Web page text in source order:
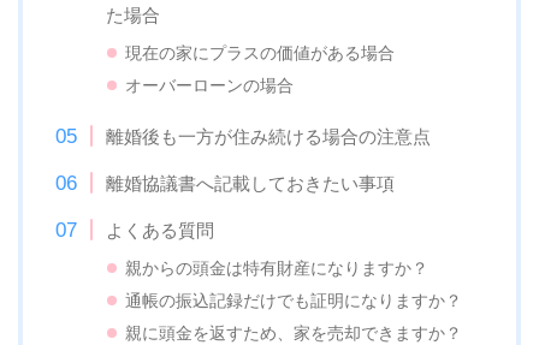
た場合
現在の家にプラスの価値がある場合
オーバーローンの場合
離婚後も一方が住み続ける場合の注意点
離婚協議書へ記載しておきたい事項
よくある質問
親からの頭金は特有財産になりますか？
通帳の振込記録だけでも証明になりますか？
親に頭金を返すため、家を売却できますか？